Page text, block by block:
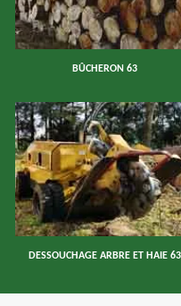
BÛCHERON 63
DESSOUCHAGE ARBRE ET HAIE 63